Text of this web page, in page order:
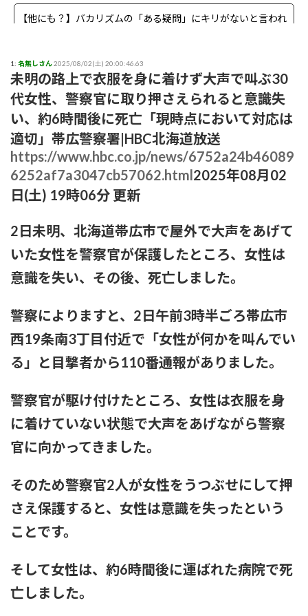
【他にも？】バカリズムの「ある疑問」にキリがないと言われ
【まさか？】勝俣州和さんの「ある理由」よりも驚きの事実が
判明することに
【生存確認】Juice=Juice段原瑠々さん、梁川奈々美さんとデー
ト
『盛れ！ミ・アモーレ』日本武道館ライブ映像がたった公開8
日で100万再生突破ｗｗ
【画像】女子アナさん、うっかり街中でコートを前開きにして
小髙茉緒アナ 巨乳を乗せる！！【GIF動画あり】
アンジュルムは川名平山後藤色のサイリウムばっかりだなｗ
ひなーずでレゴランドに行く！
【画像】風俗でこのレベルのキツネ系女子が出てきたらどうす
る？
赤木野々花アナ おはよう日本【GIF動画あり】
あいみょん「私が乳出してるみたいな…きもすぎ」ネット上で
出回るAI画像に苦言
ミ・アモーレ』を踊ってくださる
【ファッション】「同級生に笑われたことも」現役女子大生が
「全身レギンス姿」で大学に通う理由
【騒然】中西香菜さんの夫・福永活也さん「妻が出ていってし
まいました」⇒真相発覚
1: 名無しさん2025/08/02(土) 20:00:46.63
未明の路上で衣服を身に着けず大声で叫ぶ30
代女性、警察官に取り押さえられると意識失
い、約6時間後に死亡「現時点において対応は
適切」帯広警察署|HBC北海道放送
https://www.hbc.co.jp/news/6752a24b46089
6252af7a3047cb57062.html2025年08月02
日(土) 19時06分 更新
2日未明、北海道帯広市で屋外で大声をあげて
いた女性を警察官が保護したところ、女性は
意識を失い、その後、死亡しました。
警察によりますと、2日午前3時半ごろ帯広市
西19条南3丁目付近で「女性が何かを叫んでい
る」と目撃者から110番通報がありました。
警察官が駆け付けたところ、女性は衣服を身
に着けていない状態で大声をあげながら警察
官に向かってきました。
そのため警察官2人が女性をうつぶせにして押
さえ保護すると、女性は意識を失ったという
ことです。
そして女性は、約6時間後に運ばれた病院で死
亡しました。